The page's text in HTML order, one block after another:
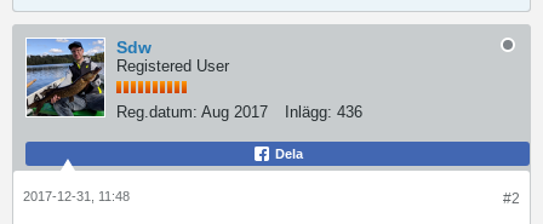
Sdw
Registered User
Reg.datum: Aug 2017 Inlägg: 436
Dela
#2
2017-12-31, 11:48